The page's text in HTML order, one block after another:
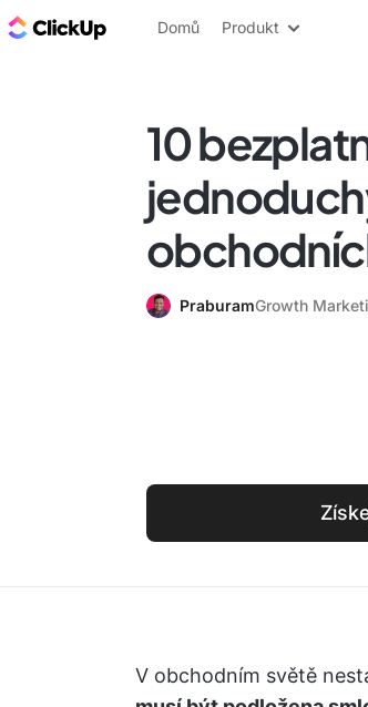
ClickUp blog
Domů Produkt
10
PraburamGrowth
V obchodním světě